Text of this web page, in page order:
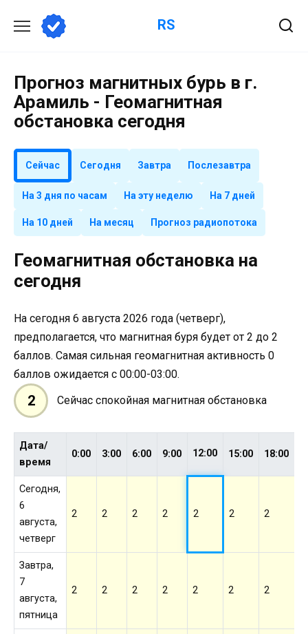
содержанию
RS
Прогноз магнитных бурь в г.
Арамиль - Геомагнитная
обстановка сегодня
Сейчас Сегодня Завтра Послезавтра
На 3 дня по часам На эту неделю На 7 дней
На 10 дней На месяц Прогноз радиопотока
Геомагнитная обстановка на
сегодня
На сегодня 6 августа 2026 года (четверг),
предполагается, что магнитная буря будет от 2 до 2
баллов. Самая сильная геомагнитная активность 0
баллов ожидается с 00:00-03:00.
2 Сейчас спокойная магнитная обстановка
Дата/
время
0:00 3:00 6:00 9:00 12:00 15:00 18:00
Сегодня,
6
августа,
четверг
2 2 2 2 2 2 2
Завтра,
7
августа,
пятница
2 2 2 2 2 2 2